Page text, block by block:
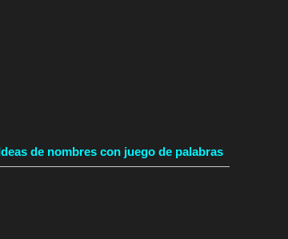
Ideas de nombres con juego de palabras